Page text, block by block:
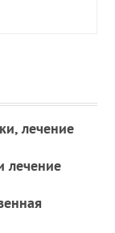
лечение
лечение